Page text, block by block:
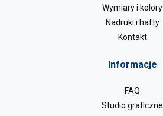
Wymiary i kolory
Nadruki i hafty
Kontakt
Informacje
FAQ
Studio graficzne